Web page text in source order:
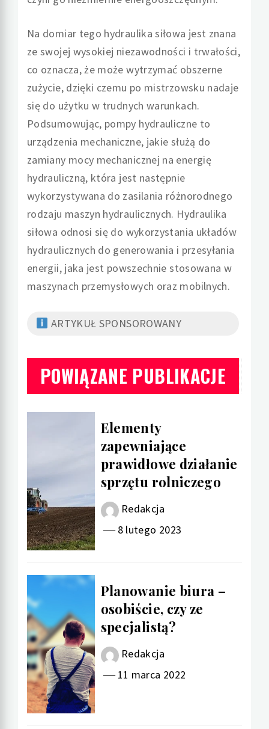
Na domiar tego hydraulika siłowa jest znana
ze swojej wysokiej niezawodności i trwałości,
co oznacza, że może wytrzymać obszerne
zużycie, dzięki czemu po mistrzowsku nadaje
się do użytku w trudnych warunkach.
Podsumowując, pompy hydrauliczne to
urządzenia mechaniczne, jakie służą do
zamiany mocy mechanicznej na energię
hydrauliczną, która jest następnie
wykorzystywana do zasilania różnorodnego
rodzaju maszyn hydraulicznych. Hydraulika
siłowa odnosi się do wykorzystania układów
hydraulicznych do generowania i przesyłania
energii, jaka jest powszechnie stosowana w
maszynach przemysłowych oraz mobilnych.
ARTYKUŁ SPONSOROWANY
POWIĄZANE PUBLIKACJE
Elementy
zapewniające
prawidłowe działanie
sprzętu rolniczego
Redakcja
8 lutego 2023
Planowanie biura –
osobiście, czy ze
specjalistą?
Redakcja
11 marca 2022